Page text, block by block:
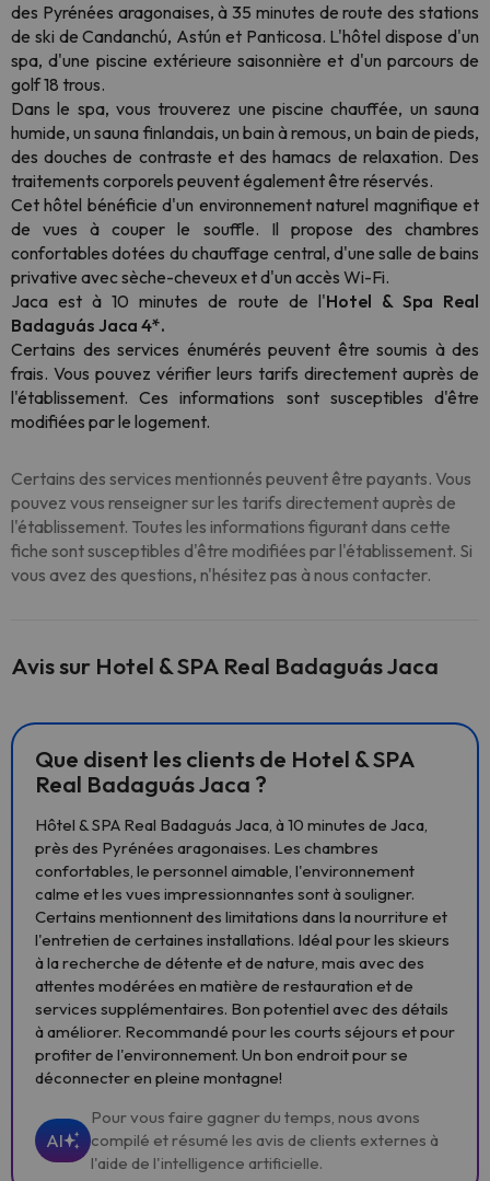
des Pyrénées aragonaises, à 35 minutes de route des stations
de ski de Candanchú, Astún et Panticosa. L'hôtel dispose d'un
spa, d'une piscine extérieure saisonnière et d'un parcours de
golf 18 trous.
Dans le spa, vous trouverez une piscine chauffée, un sauna
humide, un sauna finlandais, un bain à remous, un bain de pieds,
des douches de contraste et des hamacs de relaxation. Des
traitements corporels peuvent également être réservés.
Cet hôtel bénéficie d'un environnement naturel magnifique et
de vues à couper le souffle. Il propose des chambres
confortables dotées du chauffage central, d'une salle de bains
privative avec sèche-cheveux et d'un accès Wi-Fi.
Jaca est à 10 minutes de route de l'Hotel & Spa Real
Badaguás Jaca 4*.
Certains des services énumérés peuvent être soumis à des
frais. Vous pouvez vérifier leurs tarifs directement auprès de
l'établissement. Ces informations sont susceptibles d'être
modifiées par le logement.
Certains des services mentionnés peuvent être payants. Vous
pouvez vous renseigner sur les tarifs directement auprès de
l'établissement. Toutes les informations figurant dans cette
fiche sont susceptibles d'être modifiées par l'établissement. Si
vous avez des questions, n'hésitez pas à nous contacter.
Avis sur Hotel & SPA Real Badaguás Jaca
Que disent les clients de Hotel & SPA
Real Badaguás Jaca ?
Hôtel & SPA Real Badaguás Jaca, à 10 minutes de Jaca,
près des Pyrénées aragonaises. Les chambres
confortables, le personnel aimable, l'environnement
calme et les vues impressionnantes sont à souligner.
Certains mentionnent des limitations dans la nourriture et
l'entretien de certaines installations. Idéal pour les skieurs
à la recherche de détente et de nature, mais avec des
attentes modérées en matière de restauration et de
services supplémentaires. Bon potentiel avec des détails
à améliorer. Recommandé pour les courts séjours et pour
profiter de l'environnement. Un bon endroit pour se
déconnecter en pleine montagne!
AI
Pour vous faire gagner du temps, nous avons
compilé et résumé les avis de clients externes à
l'aide de l'intelligence artificielle.